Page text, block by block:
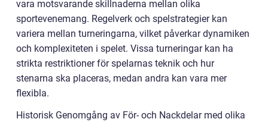
vara motsvarande skillnaderna mellan olika
sportevenemang. Regelverk och spelstrategier kan
variera mellan turneringarna, vilket påverkar dynamiken
och komplexiteten i spelet. Vissa turneringar kan ha
strikta restriktioner för spelarnas teknik och hur
stenarna ska placeras, medan andra kan vara mer
flexibla.
Historisk Genomgång av För- och Nackdelar med olika